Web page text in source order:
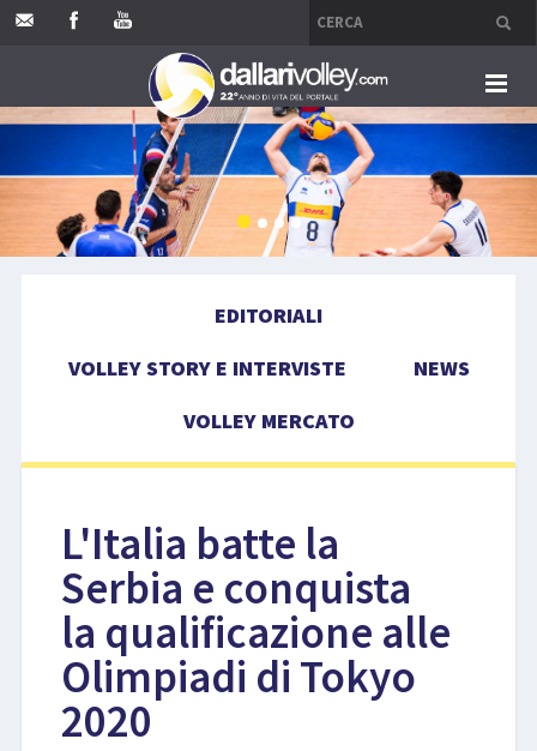
HOME
EDITORIALI
VOLLEY MERCATO
COMPETIZIONI
EVENTI
LIBRI
EDITORIALI
VOLLEY STORY E INTERVISTE
NEWS
VOLLEY MERCATO
L'Italia batte la
Serbia e conquista
la qualificazione alle
Olimpiadi di Tokyo
2020